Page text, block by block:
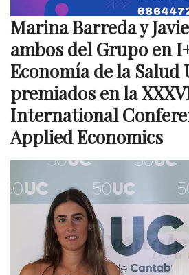
Marina Barreda y
ambos del Grupo en
Economía de la Salud
premiados en la
International
Applied Economics